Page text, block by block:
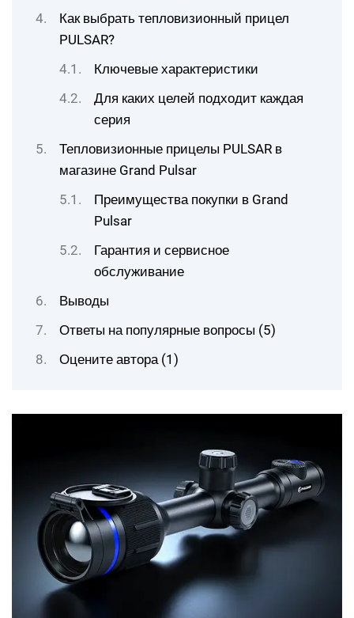
Как выбрать тепловизионный прицел
PULSAR?
Ключевые характеристики
Для каких целей подходит каждая
серия
Тепловизионные прицелы PULSAR в
магазине Grand Pulsar
Преимущества покупки в Grand
Pulsar
Гарантия и сервисное
обслуживание
Выводы
Ответы на популярные вопросы (5)
Оцените автора (1)